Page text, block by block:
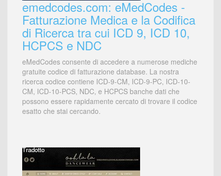
emedcodes.com: eMedCodes -
Fatturazione Medica e la Codifica
di Ricerca tra cui ICD 9, ICD 10,
HCPCS e NDC
eMedCodes consente di accedere a numerose mediche
gratuite codice di fatturazione database. La nostra
ricerca codice contiene ICD-9-CM, ICD-9-PC, ICD-10-
CM, ICD-10-PCS, NDC, e HCPCS banche dati che
possono essere rapidamente cercato di trovare il codice
esatto che stai cercando.